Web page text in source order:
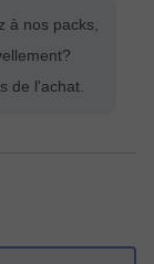
à nos packs,
de l'achat.